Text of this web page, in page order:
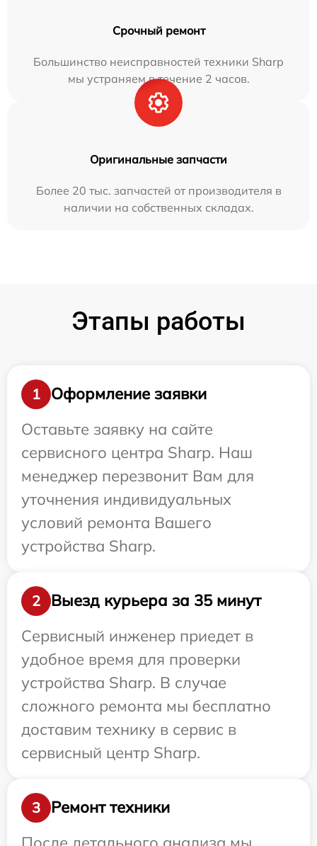
Срочный ремонт
Большинство неисправностей техники Sharp
мы устраняем в течение 2 часов.
Оригинальные запчасти
Более 20 тыс. запчастей от производителя в
наличии на собственных складах.
Этапы работы
1
Оформление заявки
Оставьте заявку на сайте
сервисного центра Sharp. Наш
менеджер перезвонит Вам для
уточнения индивидуальных
условий ремонта Вашего
устройства Sharp.
2
Выезд курьера за 35 минут
Сервисный инженер приедет в
удобное время для проверки
устройства Sharp. В случае
сложного ремонта мы бесплатно
доставим технику в сервис в
сервисный центр Sharp.
3
Ремонт техники